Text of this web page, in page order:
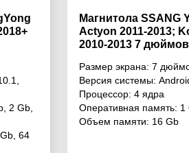
2 Gb
64
Магнитола SSANG
Actyon 2011-2013;
2010-2013 7 дюймов
Размер экрана: 7
Версия системы:
Процессор: 4 ядра
Оперативная память: 1
Объем памяти: 16 Gb